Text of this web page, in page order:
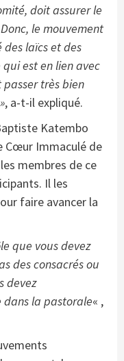
doit assurer le
le mouvement
laïcs et des
qui est en lien avec
passer très bien
, a-t-il expliqué.
Katembo
Cœur Immaculé de
membres de ce
Il les
faire avancer la
que vous devez
des consacrés ou
devez
dans la pastorale« ,